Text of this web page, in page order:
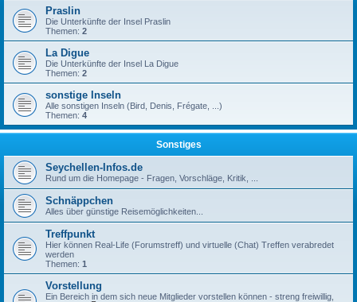
Praslin
Die Unterkünfte der Insel Praslin
Themen: 2
La Digue
Die Unterkünfte der Insel La Digue
Themen: 2
sonstige Inseln
Alle sonstigen Inseln (Bird, Denis, Frégate, ...)
Themen: 4
Sonstiges
Seychellen-Infos.de
Rund um die Homepage - Fragen, Vorschläge, Kritik, ...
Schnäppchen
Alles über günstige Reisemöglichkeiten...
Treffpunkt
Hier können Real-Life (Forumstreff) und virtuelle (Chat) Treffen verabredet
werden
Themen: 1
Vorstellung
Ein Bereich in dem sich neue Mitglieder vorstellen können - streng freiwillig,